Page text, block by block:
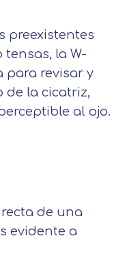
preexistentes
la W-
para revisar y
de la cicatriz,
al ojo.
de una
evidente a